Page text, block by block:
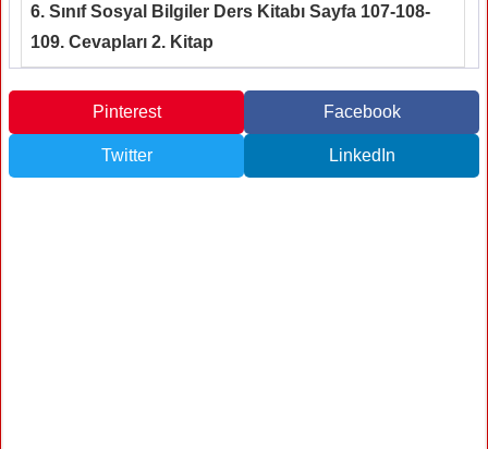
6. Sınıf Sosyal Bilgiler Ders Kitabı Sayfa 107-108-
109. Cevapları 2. Kitap
Pinterest Facebook
Twitter LinkedIn